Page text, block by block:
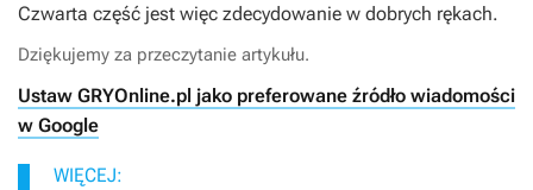
Czwarta część jest więc zdecydowanie w dobrych rękach.
Dziękujemy za przeczytanie artykułu.
Ustaw GRYOnline.pl jako preferowane źródło wiadomości
w Google
WIĘCEJ: